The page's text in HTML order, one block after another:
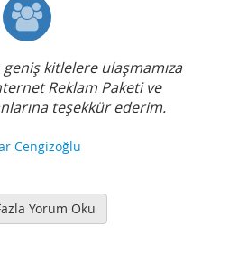
kitlelere ulaşmamıza
Reklam Paketi ve
teşekkür ederim.
Cengizoğlu
Yorum Oku